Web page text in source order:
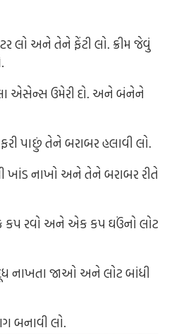
લો અને તેને ફેંટી લો. ક્રીમ જેવું
એસેન્સ ઉમેરી દો. અને બંનેને
પાછું તેને બરાબર હલાવી લો.
ખાંડ નાખો અને તેને બરાબર રીતે
કપ રવો અને એક કપ ઘઉંનો લોટ
નાખતા જાઓ અને લોટ બાંધી
બનાવી લો.